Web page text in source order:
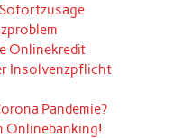
Onlinekredit
Insolvenzpflicht
Pandemie?
Onlinebanking!